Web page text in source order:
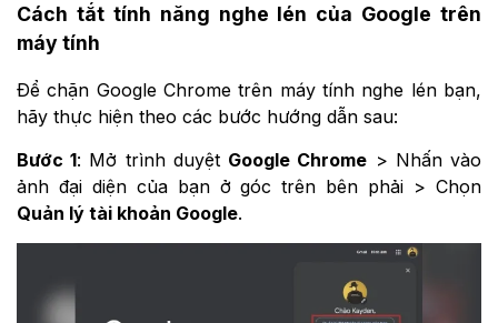
Cách tắt tính năng nghe lén của Google trên
máy tính
Để chặn Google Chrome trên máy tính nghe lén bạn,
hãy thực hiện theo các bước hướng dẫn sau:
Bước 1: Mở trình duyệt Google Chrome > Nhấn vào
ảnh đại diện của bạn ở góc trên bên phải > Chọn
Quản lý tài khoản Google.